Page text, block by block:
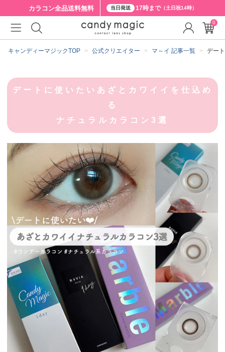
カラコン全品送料無料 当日発送 17時まで（土日祝14時）
キャンディーマジックTOP 公式クリエイター マ～イ 記事一覧 デー
デートに使いたいあざとカワイイを仕込め
る
ナチュラルカラコン3選
0